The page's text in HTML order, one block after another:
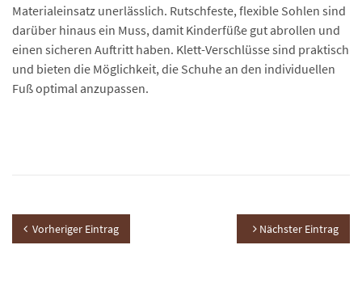
Materialeinsatz unerlässlich. Rutschfeste, flexible Sohlen sind
darüber hinaus ein Muss, damit Kinderfüße gut abrollen und
einen sicheren Auftritt haben. Klett-Verschlüsse sind praktisch
und bieten die Möglichkeit, die Schuhe an den individuellen
Fuß optimal anzupassen.
Vorheriger Eintrag Nächster Eintrag